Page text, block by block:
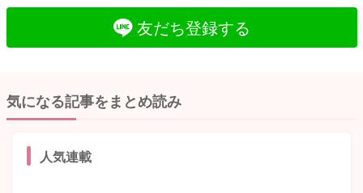
友だち登録する
気になる記事をまとめ読み
人気連載